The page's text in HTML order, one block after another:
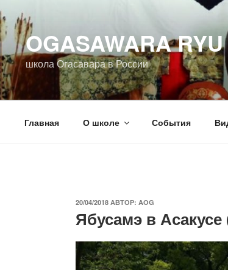
OGASAWARA
школа Огасавара в России
Главная О школе События
ОПУБЛИКОВАНО
20/04/2018 АВТОР: AOG
Ябусамэ в